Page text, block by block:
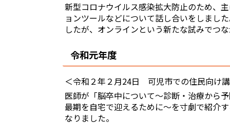
新型コロナウイルス感染拡大防止のため、
ョンツールなどについて話し合いをしまし
したが、オンラインという新たな試みでつ
令和元年度
＜令和２年２月24日 可児市での住民向け
医師が「脳卒中について～診断・治療から
最期を自宅で迎えるために～を寸劇で紹介
なりました。